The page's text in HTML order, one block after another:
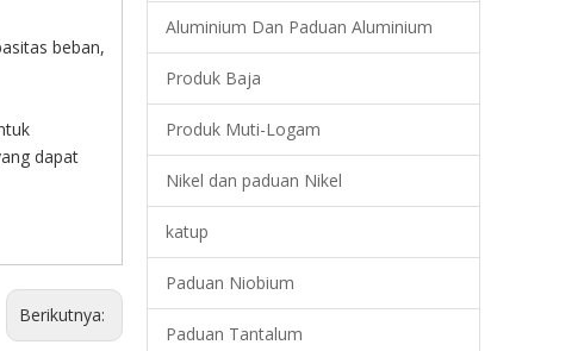
beban,
dapat
Berikutnya:
Aluminium Dan Paduan Aluminium
Produk Baja
Produk Muti-Logam
Nikel dan paduan Nikel
katup
Paduan Niobium
Paduan Tantalum